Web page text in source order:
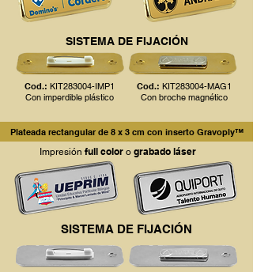
SISTEMA DE FIJACIÓN
Cod.: KIT283004-IMP1
Con imperdible plástico
Cod.: KIT283004-MAG1
Con broche magnético
Plateada rectangular de 8 x 3 cm con inserto Gravoply™
Impresión full coloro grabado láser
SISTEMA DE FIJACIÓN